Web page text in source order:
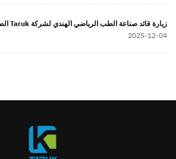
زيارة قائد صناعة الطب الرياضي الهندي لشركة Taruk الطبية للتعاون الاستراتيجي
2025-12-04